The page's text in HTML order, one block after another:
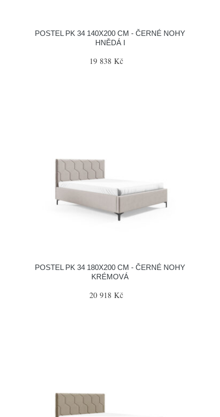
POSTEL PK 34 140X200 CM - ČERNÉ NOHY
HNĚDÁ I
19 838 Kč
POSTEL PK 34 180X200 CM - ČERNÉ NOHY
KRÉMOVÁ
20 918 Kč